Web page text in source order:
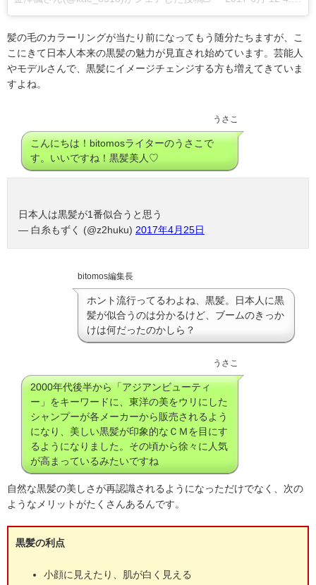
髪の毛のカラーリングが当たり前になってもう随分たちますが、こ
こにきて日本人本来の黒髪の魅力が見直され始めています。芸能人
やモデルさんで、黒髪にイメージチェンジする方も増えてきていま
すよね。
うさこ
こんにちは！bitomosライターのうさこで
す。いいですね！黒髪美人♡
日本人は黒髪が1番似合うと思う
— 白糸もずく (@z2huku) 2017年4月25日
bitomos編集長
ホント流行ってるわよね、黒髪。日本人に黒
髪が似合うのは分かるけど、ブームのきっか
けは何だったのかしら？
うさこ
2000年代後半から「アジアンビューティ
ー」をキーワードに、東洋の美をウリにした
シャンプーが各メーカーから販売されるよう
になり、美しい黒髪が印象的なＣＭを目にす
るようになりました。その頃から徐々に人気
が高まっているみたいですね
自然な黒髪の美しさが再認識されるようになっただけでなく、次の
ようなメリットがたくさんあるんです。
黒髪の利点
小顔に見えたり、肌が白く見える